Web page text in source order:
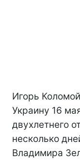
Игорь
Украину 16
двухлетнего
несколько
Владимира